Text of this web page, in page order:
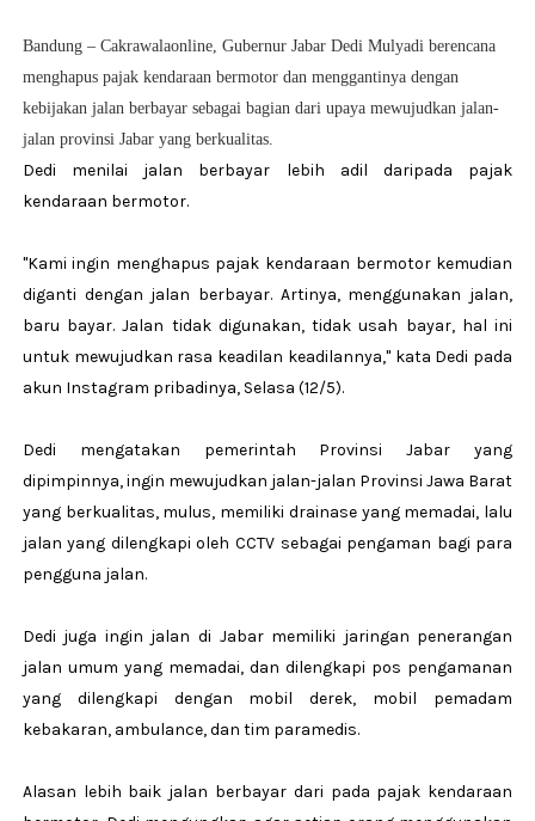
Bandung – Cakrawalaonline, Gubernur Jabar Dedi Mulyadi berencana
menghapus pajak kendaraan bermotor dan menggantinya dengan
kebijakan jalan berbayar sebagai bagian dari upaya mewujudkan jalan-
jalan provinsi Jabar yang berkualitas.
Dedi menilai jalan berbayar lebih adil daripada pajak
kendaraan bermotor.
"Kami ingin menghapus pajak kendaraan bermotor kemudian
diganti dengan jalan berbayar. Artinya, menggunakan jalan,
baru bayar. Jalan tidak digunakan, tidak usah bayar, hal ini
untuk mewujudkan rasa keadilan keadilannya," kata Dedi pada
akun Instagram pribadinya, Selasa (12/5).
Dedi mengatakan pemerintah Provinsi Jabar yang
dipimpinnya, ingin mewujudkan jalan-jalan Provinsi Jawa Barat
yang berkualitas, mulus, memiliki drainase yang memadai, lalu
jalan yang dilengkapi oleh CCTV sebagai pengaman bagi para
pengguna jalan.
Dedi juga ingin jalan di Jabar memiliki jaringan penerangan
jalan umum yang memadai, dan dilengkapi pos pengamanan
yang dilengkapi dengan mobil derek, mobil pemadam
kebakaran, ambulance, dan tim paramedis.
Alasan lebih baik jalan berbayar dari pada pajak kendaraan